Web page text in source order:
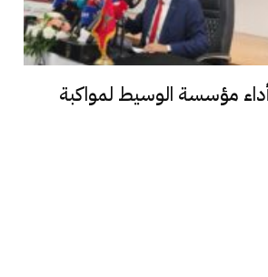
أداء مؤسسة الوسيط لمواكبة